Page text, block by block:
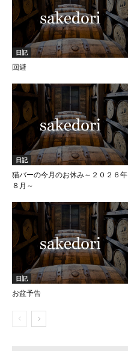
日記
回避
日記
猫バーの今月のお休み～２０２６年
８月～
日記
お盆予告